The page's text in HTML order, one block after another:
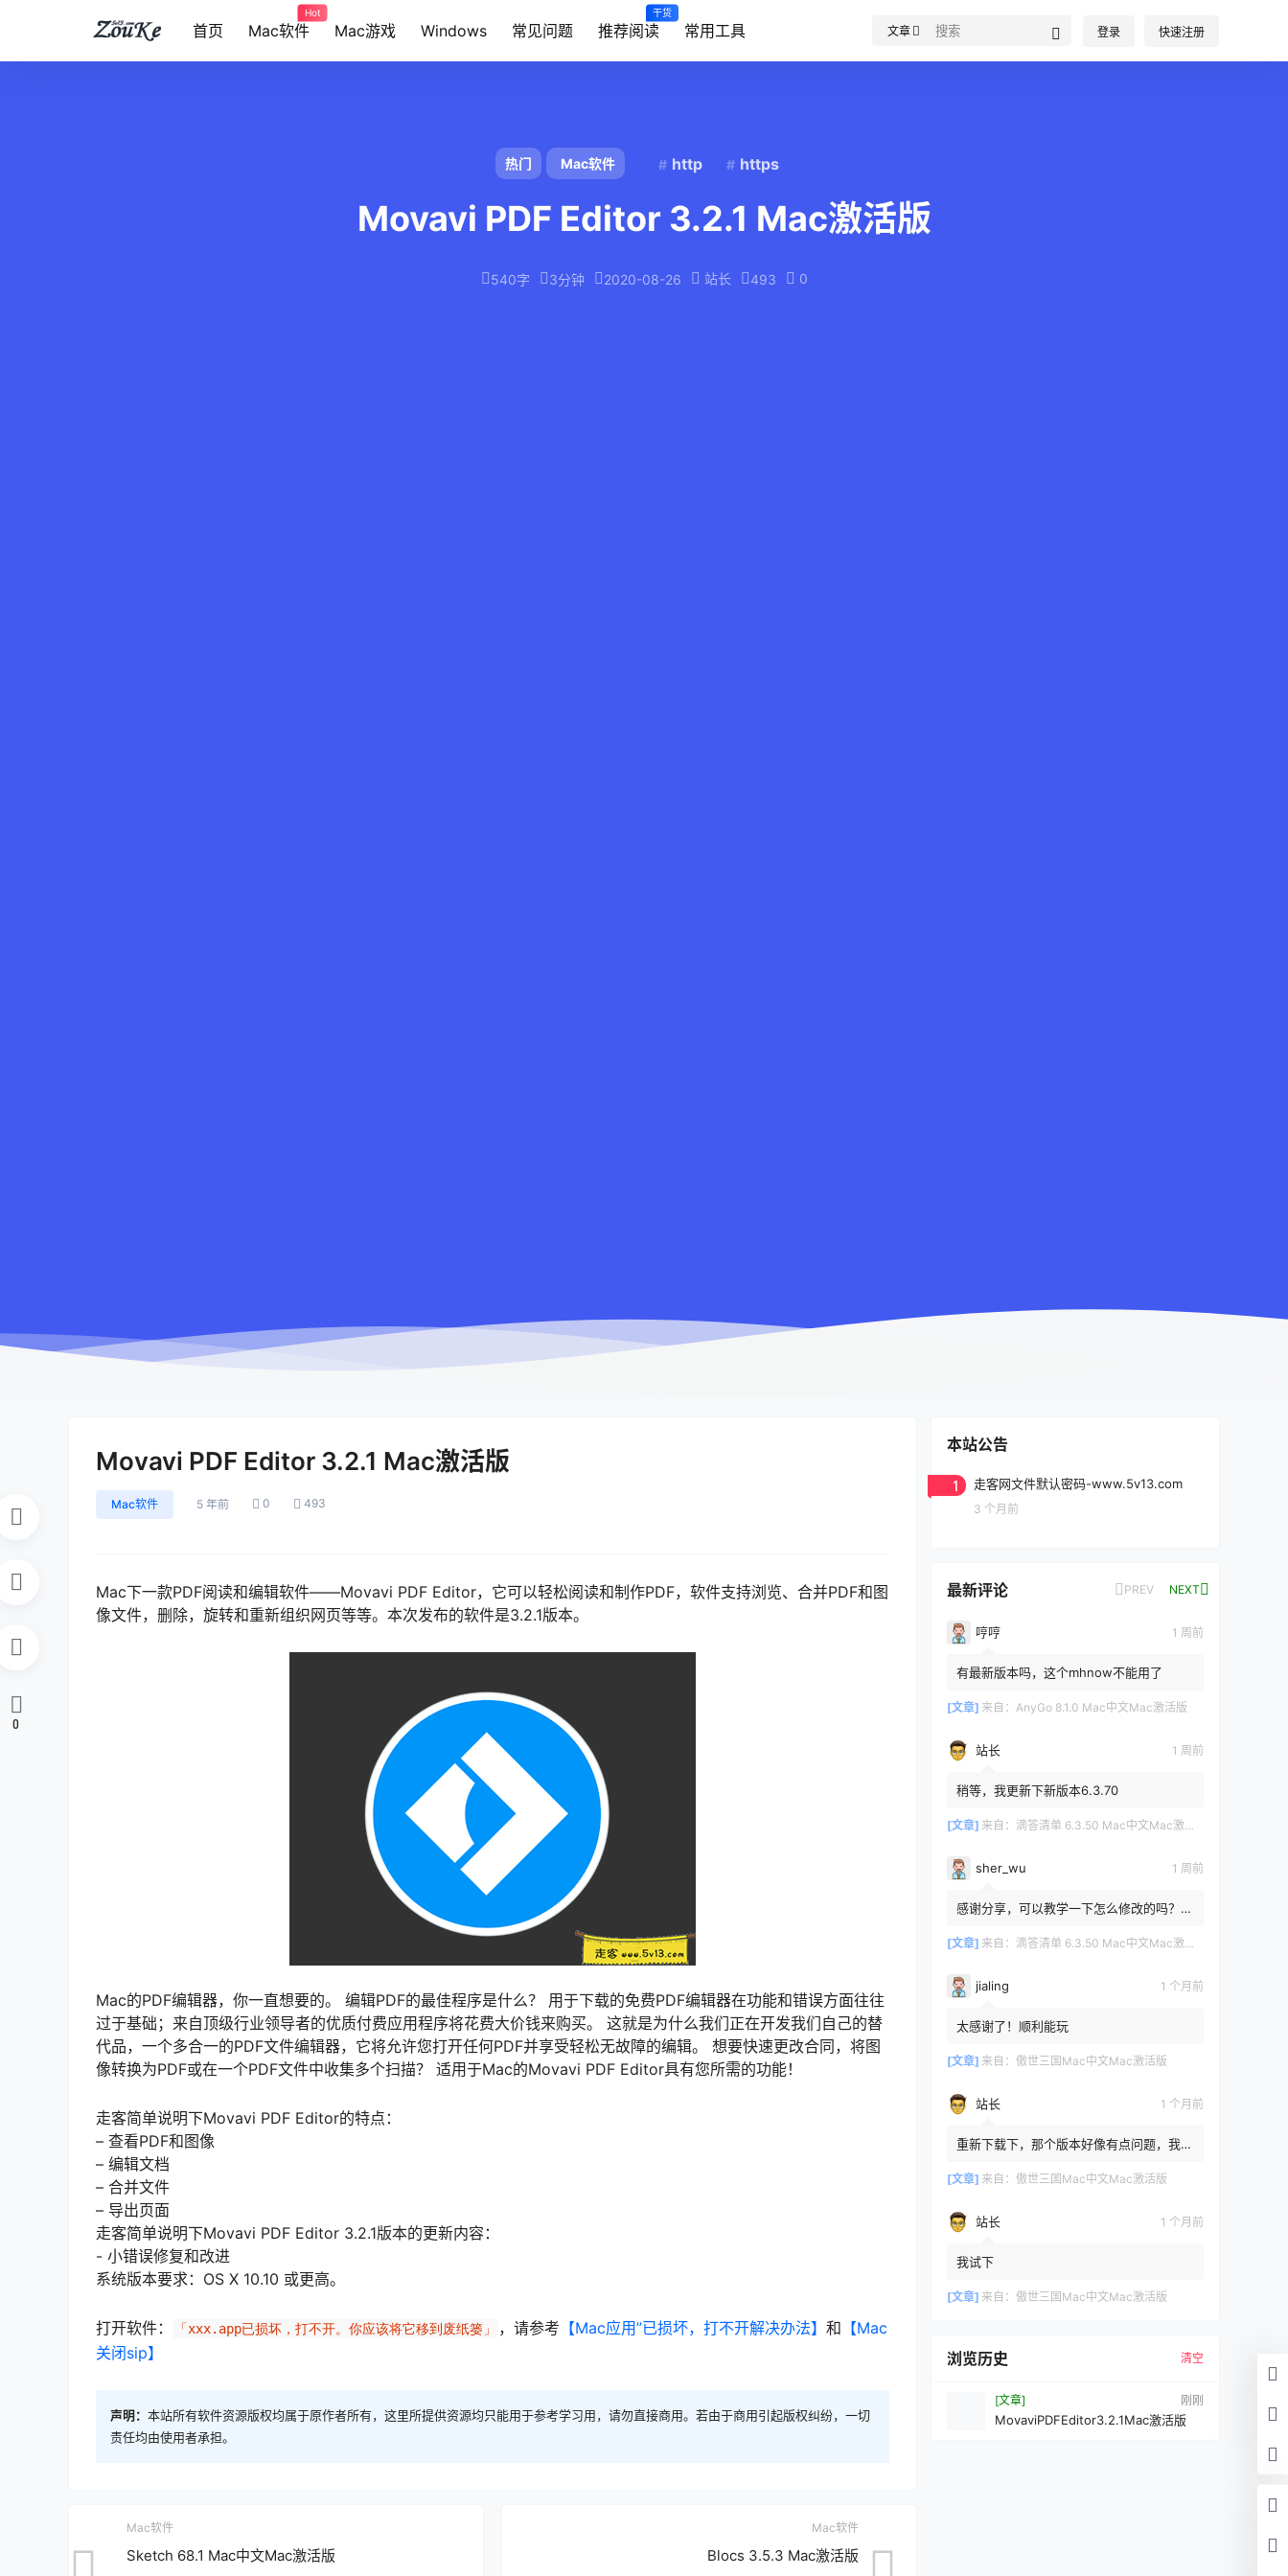
首页 Mac软件
Hot
Mac游戏 Windows 常见问题 推荐阅读
干货
常用工具 文章 登录 快速注册
热门 Mac软件 http https
Movavi PDF Editor 3.2.1 Mac激活版
540字 3分钟 2020-08-26 站长 493 0
Movavi PDF Editor 3.2.1 Mac激活版
Mac软件 5 年前 0 493
Mac下一款PDF阅读和编辑软件——Movavi PDF Editor，它可以轻松阅读和制作PDF，软件支持浏览、合并PDF和图
像文件，删除，旋转和重新组织网页等等。本次发布的软件是3.2.1版本。
Mac的PDF编辑器，你一直想要的。 编辑PDF的最佳程序是什么？ 用于下载的免费PDF编辑器在功能和错误方面往往
过于基础；来自顶级行业领导者的优质付费应用程序将花费大价钱来购买。 这就是为什么我们正在开发我们自己的替
代品，一个多合一的PDF文件编辑器，它将允许您打开任何PDF并享受轻松无故障的编辑。 想要快速更改合同，将图
像转换为PDF或在一个PDF文件中收集多个扫描？ 适用于Mac的Movavi PDF Editor具有您所需的功能！
走客简单说明下Movavi PDF Editor的特点：
– 查看PDF和图像
– 编辑文档
– 合并文件
– 导出页面
走客简单说明下Movavi PDF Editor 3.2.1版本的更新内容：
- 小错误修复和改进
系统版本要求：OS X 10.10 或更高。
打开软件： 「xxx.app已损坏，打不开。你应该将它移到废纸篓」 ，请参考 【Mac应用”已损坏，打不开解决办法】 和 【Mac
关闭sip】
声明： 本站所有软件资源版权均属于原作者所有，这里所提供资源均只能用于参考学习用，请勿直接商用。若由于商用引起版权纠纷，一切
责任均由使用者承担。
0
Mac软件
Sketch 68.1 Mac中文Mac激活版
Mac软件
Blocs 3.5.3 Mac激活版
本站公告
1 走客网文件默认密码-www.5v13.com
3 个月前
最新评论 PREV NEXT
哼哼 1 周前
有最新版本吗，这个mhnow不能用了
[文章] 来自： AnyGo 8.1.0 Mac中文Mac激活版
站长 1 周前
稍等，我更新下新版本6.3.70
[文章] 来自： 滴答清单 6.3.50 Mac中文Mac激活版
sher_wu 1 周前
感谢分享，可以教学一下怎么修改的吗？目
[文章] 来自： 滴答清单 6.3.50 Mac中文Mac激活版
jialing 1 个月前
太感谢了！顺利能玩
[文章] 来自： 傲世三国Mac中文Mac激活版
站长 1 个月前
重新下载下，那个版本好像有点问题，我重
[文章] 来自： 傲世三国Mac中文Mac激活版
站长 1 个月前
我试下
[文章] 来自： 傲世三国Mac中文Mac激活版
浏览历史 清空
[文章] 刚刚
MovaviPDFEditor3.2.1Mac激活版